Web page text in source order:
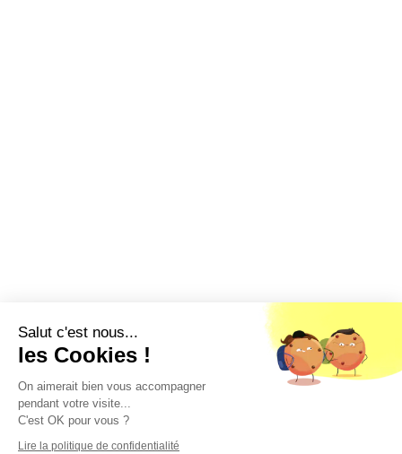
Salut c'est nous...
les Cookies !
On aimerait bien vous accompagner
pendant votre visite...
C'est OK pour vous ?
Lire la politique de confidentialité